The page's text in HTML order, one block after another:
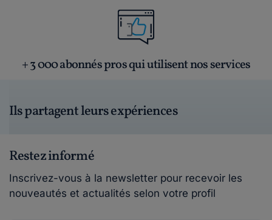
+ 3 000 abonnés pros qui utilisent nos services
Ils partagent leurs expériences
Restez informé
Inscrivez-vous à la newsletter pour recevoir les
nouveautés et actualités selon votre profil